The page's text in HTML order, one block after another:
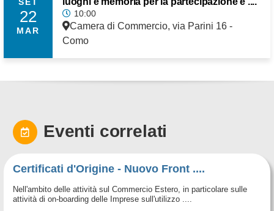
22
MAR
10:00
Camera di Commercio, via Parini 16 -
Como
Eventi correlati
Certificati d'Origine - Nuovo Front ....
Nell'ambito delle attività sul Commercio Estero, in particolare sulle
attività di on-boarding delle Imprese sull'utilizzo ....